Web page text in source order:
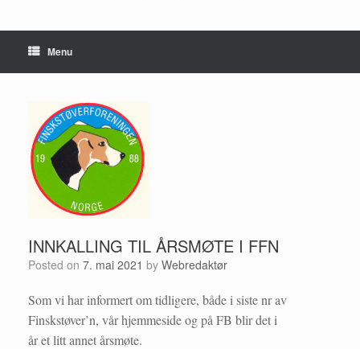
Menu
INNKALLING TIL ÅRSMØTE I FFN
Posted on 7. mai 2021 by Webredaktør
Som vi har informert om tidligere, både i siste nr av
Finskstøver’n, vår hjemmeside og på FB blir det i
år et litt annet årsmøte.